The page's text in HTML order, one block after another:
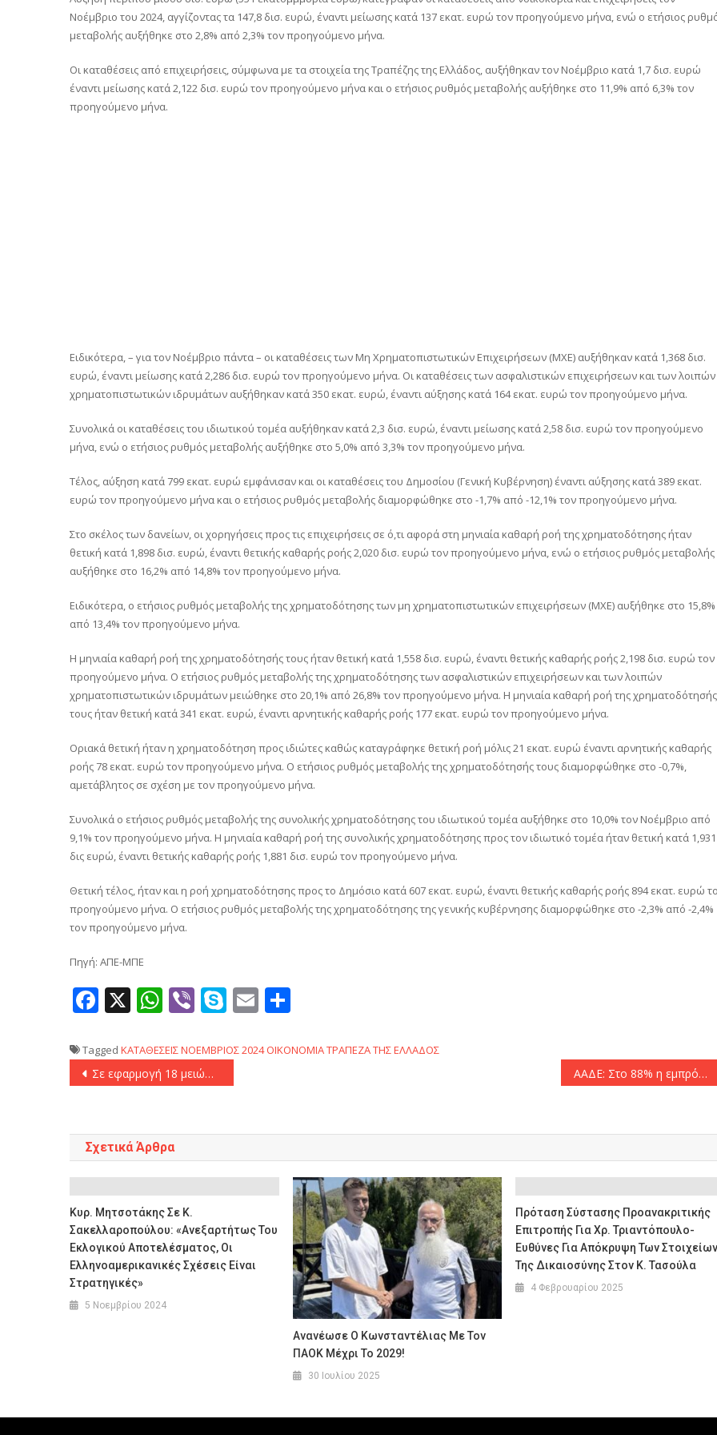
Νοέμβριο του 2024, αγγίζοντας τα 147,8 δισ. ευρώ, έναντι μείωσης κατά 137 εκατ. ευρώ τον προηγούμενο μήνα, ενώ ο ετήσιος
μεταβολής αυξήθηκε στο 2,8% από 2,3% τον προηγούμενο μήνα.
Οι καταθέσεις από επιχειρήσεις, σύμφωνα με τα στοιχεία της Τραπέζης της Ελλάδος, αυξήθηκαν τον Νοέμβριο κατά 1,7 δισ. ευρώ
έναντι μείωσης κατά 2,122 δισ. ευρώ τον προηγούμενο μήνα και ο ετήσιος ρυθμός μεταβολής αυξήθηκε στο 11,9% από 6,3% τον
προηγούμενο μήνα.
Ειδικότερα, – για τον Νοέμβριο πάντα – οι καταθέσεις των Μη Χρηματοπιστωτικών Επιχειρήσεων (MXE) αυξήθηκαν κατά 1,368 δισ.
ευρώ, έναντι μείωσης κατά 2,286 δισ. ευρώ τον προηγούμενο μήνα. Οι καταθέσεις των ασφαλιστικών επιχειρήσεων και των λοιπών
χρηματοπιστωτικών ιδρυμάτων αυξήθηκαν κατά 350 εκατ. ευρώ, έναντι αύξησης κατά 164 εκατ. ευρώ τον προηγούμενο μήνα.
Συνολικά οι καταθέσεις του ιδιωτικού τομέα αυξήθηκαν κατά 2,3 δισ. ευρώ, έναντι μείωσης κατά 2,58 δισ. ευρώ τον προηγούμενο
μήνα, ενώ ο ετήσιος ρυθμός μεταβολής αυξήθηκε στο 5,0% από 3,3% τον προηγούμενο μήνα.
Τέλος, αύξηση κατά 799 εκατ. ευρώ εμφάνισαν και οι καταθέσεις του Δημοσίου (Γενική Κυβέρνηση) έναντι αύξησης κατά 389 εκατ.
ευρώ τον προηγούμενο μήνα και ο ετήσιος ρυθμός μεταβολής διαμορφώθηκε στο -1,7% από -12,1% τον προηγούμενο μήνα.
Στο σκέλος των δανείων, οι χορηγήσεις προς τις επιχειρήσεις σε ό,τι αφορά στη μηνιαία καθαρή ροή της χρηματοδότησης ήταν
θετική κατά 1,898 δισ. ευρώ, έναντι θετικής καθαρής ροής 2,020 δισ. ευρώ τον προηγούμενο μήνα, ενώ ο ετήσιος ρυθμός μεταβολής
αυξήθηκε στο 16,2% από 14,8% τον προηγούμενο μήνα.
Ειδικότερα, ο ετήσιος ρυθμός μεταβολής της χρηματοδότησης των μη χρηματοπιστωτικών επιχειρήσεων (ΜΧΕ) αυξήθηκε στο 15,8%
από 13,4% τον προηγούμενο μήνα.
Η μηνιαία καθαρή ροή της χρηματοδότησής τους ήταν θετική κατά 1,558 δισ. ευρώ, έναντι θετικής καθαρής ροής 2,198 δισ. ευρώ τον
προηγούμενο μήνα. Ο ετήσιος ρυθμός μεταβολής της χρηματοδότησης των ασφαλιστικών επιχειρήσεων και των λοιπών
χρηματοπιστωτικών ιδρυμάτων μειώθηκε στο 20,1% από 26,8% τον προηγούμενο μήνα. Η μηνιαία καθαρή ροή της χρηματοδότησής
τους ήταν θετική κατά 341 εκατ. ευρώ, έναντι αρνητικής καθαρής ροής 177 εκατ. ευρώ τον προηγούμενο μήνα.
Οριακά θετική ήταν η χρηματοδότηση προς ιδιώτες καθώς καταγράφηκε θετική ροή μόλις 21 εκατ. ευρώ έναντι αρνητικής καθαρής
ροής 78 εκατ. ευρώ τον προηγούμενο μήνα. Ο ετήσιος ρυθμός μεταβολής της χρηματοδότησής τους διαμορφώθηκε στο -0,7%,
αμετάβλητος σε σχέση με τον προηγούμενο μήνα.
Συνολικά o ετήσιος ρυθμός μεταβολής της συνολικής χρηματοδότησης του ιδιωτικού τομέα αυξήθηκε στο 10,0% τον Νοέμβριο από
9,1% τον προηγούμενο μήνα. Η μηνιαία καθαρή ροή της συνολικής χρηματοδότησης προς τον ιδιωτικό τομέα ήταν θετική κατά 1,931
δις ευρώ, έναντι θετικής καθαρής ροής 1,881 δισ. ευρώ τον προηγούμενο μήνα.
Θετική τέλος, ήταν και η ροή χρηματοδότησης προς το Δημόσιο κατά 607 εκατ. ευρώ, έναντι θετικής καθαρής ροής 894 εκατ. ευρώ
προηγούμενο μήνα. Ο ετήσιος ρυθμός μεταβολής της χρηματοδότησης της γενικής κυβέρνησης διαμορφώθηκε στο -2,3% από -2,4%
τον προηγούμενο μήνα.
Πηγή: ΑΠΕ-ΜΠΕ
Facebook
X WhatsApp
ViberSkype
Email
Tagged ΚΑΤΑΘΕΣΕΙΣΝΟΕΜΒΡΙΟΣ 2024 ΟΙΚΟΝΟΜΙΑΤΡΑΠΕΖΑ ΤΗΣ ΕΛΛΑΔΟΣ
Πλοήγηση
Σε εφαρμογή 18 μειώσεις φόρων και βαρών και 7 μέτρα στήριξης των εισοδημάτων το 2025 ΑΑΔΕ: Στο 88% η εμπρόθεσμη πληρωμή των τελών κυκλοφορίας
Σχετικά Άρθρα
Κυρ. Μητσοτάκης Σε Κ.
Σακελλαροπούλου: «Ανεξαρτήτως Του
Εκλογικού Αποτελέσματος, Οι
Ελληνοαμερικανικές Σχέσεις Είναι
Στρατηγικές»
5 Νοεμβρίου 2024
Ανανέωσε Ο Κωνσταντέλιας Με Τον
ΠΑΟΚ Μέχρι Το 2029!
30 Ιουλίου 2025
Πρόταση Σύστασης Προανακριτικής
Επιτροπής Για Χρ. Τριαντόπουλο-
Ευθύνες Για Απόκρυψη Των
Της Δικαιοσύνης Στον Κ. Τασούλα
4 Φεβρουαρίου 2025